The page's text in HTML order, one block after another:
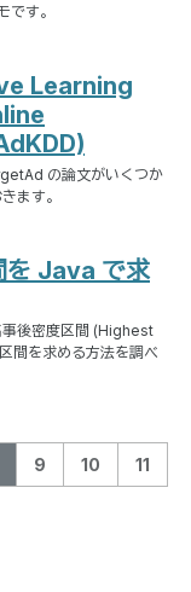
す。
Learning
の論文がいくつか
ます。
を Java で求
事後密度区間 (Highest
間を求める方法を調べ
9 10 11